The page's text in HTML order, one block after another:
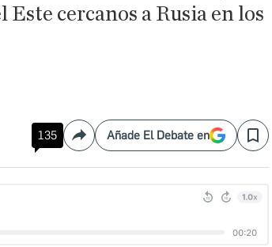
Este cercanos a Rusia en los
135 CompartirAñade El Debate en Save